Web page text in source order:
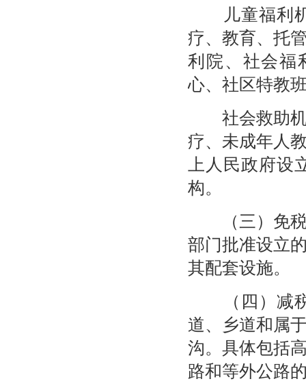
儿童福利机
疗、教育、托
利院、社会福
心、社区特教
社会救助机
疗、未成年人
上人民政府
构。
（三）免税
部门批准设立
其配套设施。
（四）减税
道、乡道和属
沟。具体包括
路和等外公路